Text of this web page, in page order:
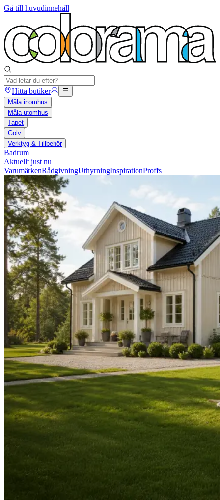
Gå till huvudinnehåll
Hitta butiker
Måla inomhus
Måla utomhus
Tapet
Golv
Verktyg & Tillbehör
Badrum
Aktuellt just nu
VarumärkenRådgivningUthyrningInspirationProffs